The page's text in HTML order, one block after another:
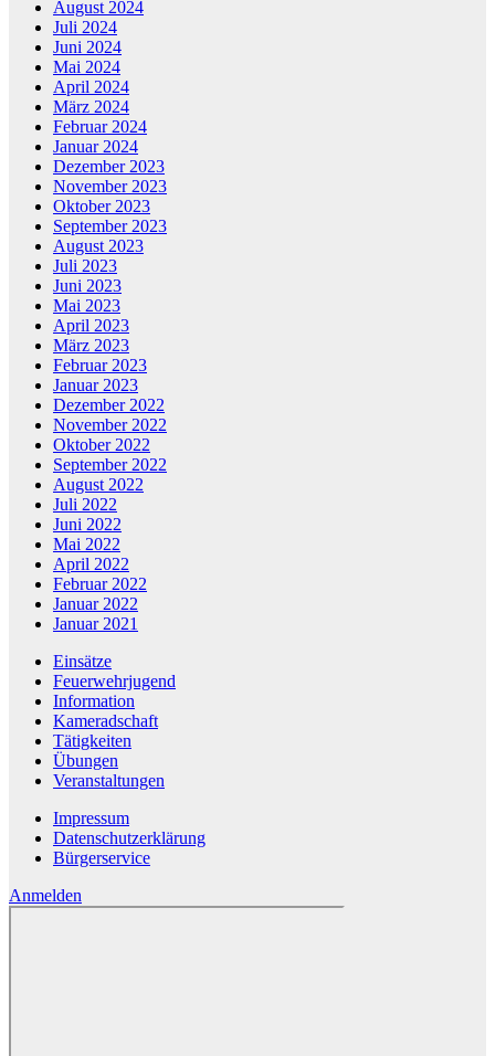
August 2024
Juli 2024
Juni 2024
Mai 2024
April 2024
März 2024
Februar 2024
Januar 2024
Dezember 2023
November 2023
Oktober 2023
September 2023
August 2023
Juli 2023
Juni 2023
Mai 2023
April 2023
März 2023
Februar 2023
Januar 2023
Dezember 2022
November 2022
Oktober 2022
September 2022
August 2022
Juli 2022
Juni 2022
Mai 2022
April 2022
Februar 2022
Januar 2022
Januar 2021
Einsätze
Feuerwehrjugend
Information
Kameradschaft
Tätigkeiten
Übungen
Veranstaltungen
Impressum
Datenschutzerklärung
Bürgerservice
Anmelden